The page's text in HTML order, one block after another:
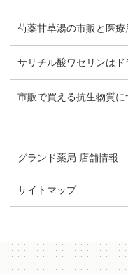
芍薬甘草湯の市販と医療
サリチル酸ワセリンは
市販で買える抗生物質に
グランド薬局 店舗情報
サイトマップ